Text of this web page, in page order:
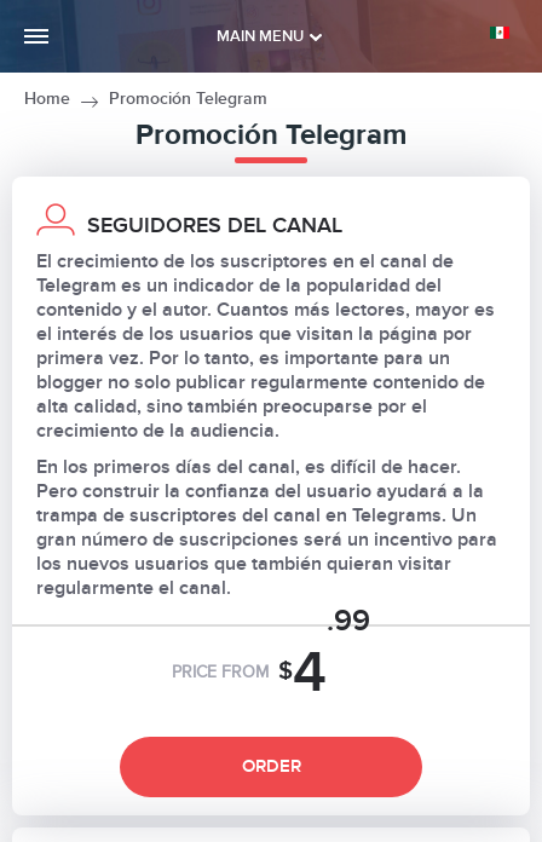
MAIN MENU
Home Promoción Telegram
Promoción Telegram
SEGUIDORES DEL CANAL
El crecimiento de los suscriptores en el canal de
Telegram es un indicador de la popularidad del
contenido y el autor. Cuantos más lectores, mayor es
el interés de los usuarios que visitan la página por
primera vez. Por lo tanto, es importante para un
blogger no solo publicar regularmente contenido de
alta calidad, sino también preocuparse por el
crecimiento de la audiencia.
En los primeros días del canal, es difícil de hacer.
Pero construir la confianza del usuario ayudará a la
trampa de suscriptores del canal en Telegrams. Un
gran número de suscripciones será un incentivo para
los nuevos usuarios que también quieran visitar
regularmente el canal.
PRICE FROM $4
.99
ORDER